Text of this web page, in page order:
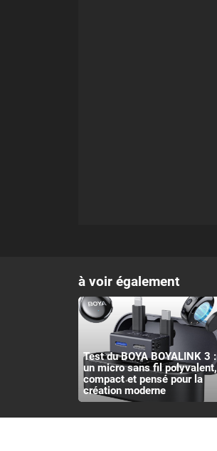
à voir également
Test du BOYA BOYALINK 3 :
un micro sans fil polyvalent,
compact et pensé pour la
création moderne